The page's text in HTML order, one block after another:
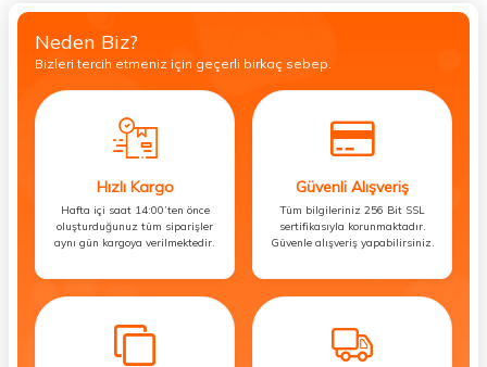
Neden Biz?
Bizleri tercih etmeniz için geçerli birkaç sebep.
Hızlı Kargo
Hafta içi saat 14:00’ten önce
oluşturduğunuz tüm siparişler
aynı gün kargoya verilmektedir.
Güvenli Alışveriş
Tüm bilgileriniz 256 Bit SSL
sertifikasıyla korunmaktadır.
Güvenle alışveriş yapabilirsiniz.